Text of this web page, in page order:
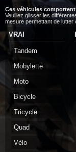
Ces véhicules
Veuillez glisser les
mesure permettant de lutter
VRAI
Tandem
Mobylette
Moto
Bicycle
Tricycle
Quad
Vélo